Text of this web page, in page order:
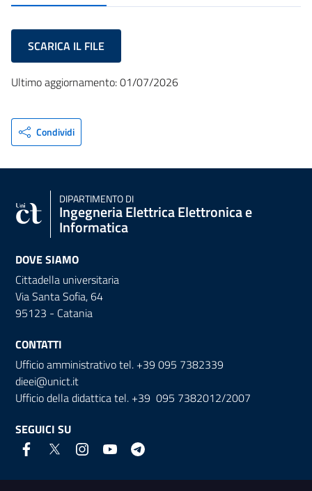
SCARICA IL FILE
Ultimo aggiornamento: 01/07/2026
Condividi
DIPARTIMENTO DI
Ingegneria Elettrica Elettronica e
Informatica
DOVE SIAMO
Cittadella universitaria
Via Santa Sofia, 64
95123 - Catania
CONTATTI
Ufficio amministrativo tel. +39 095 7382339
dieei@unict.it
Ufficio della didattica tel. +39 095 7382012/2007
SEGUICI SU